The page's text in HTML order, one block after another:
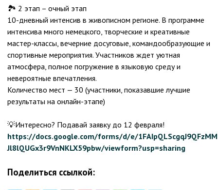
🏞 2 этап – очный этап
10-дневный интенсив в живописном регионе. В программе
интенсива много немецкого, творческие и креативные
мастер-классы, вечерние досуговые, командообразующие и
спортивные мероприятия. Участников ждет уютная
атмосфера, полное погружение в языковую среду и
невероятные впечатления.
Количество мест — 30 (участники, показавшие лучшие
результаты на онлайн-этапе)
💡Интересно? Подавай заявку до 12 февраля!
https://docs.google.com/forms/d/e/
Jl8lQUGx3r9VnNKLX59pbw/viewform?usp=sharing
Поделиться ссылкой: